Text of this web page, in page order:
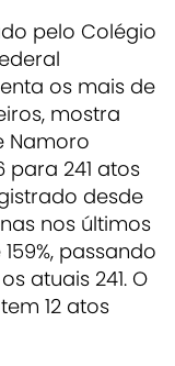
pelo Colégio
os mais de
mostra
Namoro
para 241 atos
desde
nos últimos
passando
atuais 241. O
12 atos